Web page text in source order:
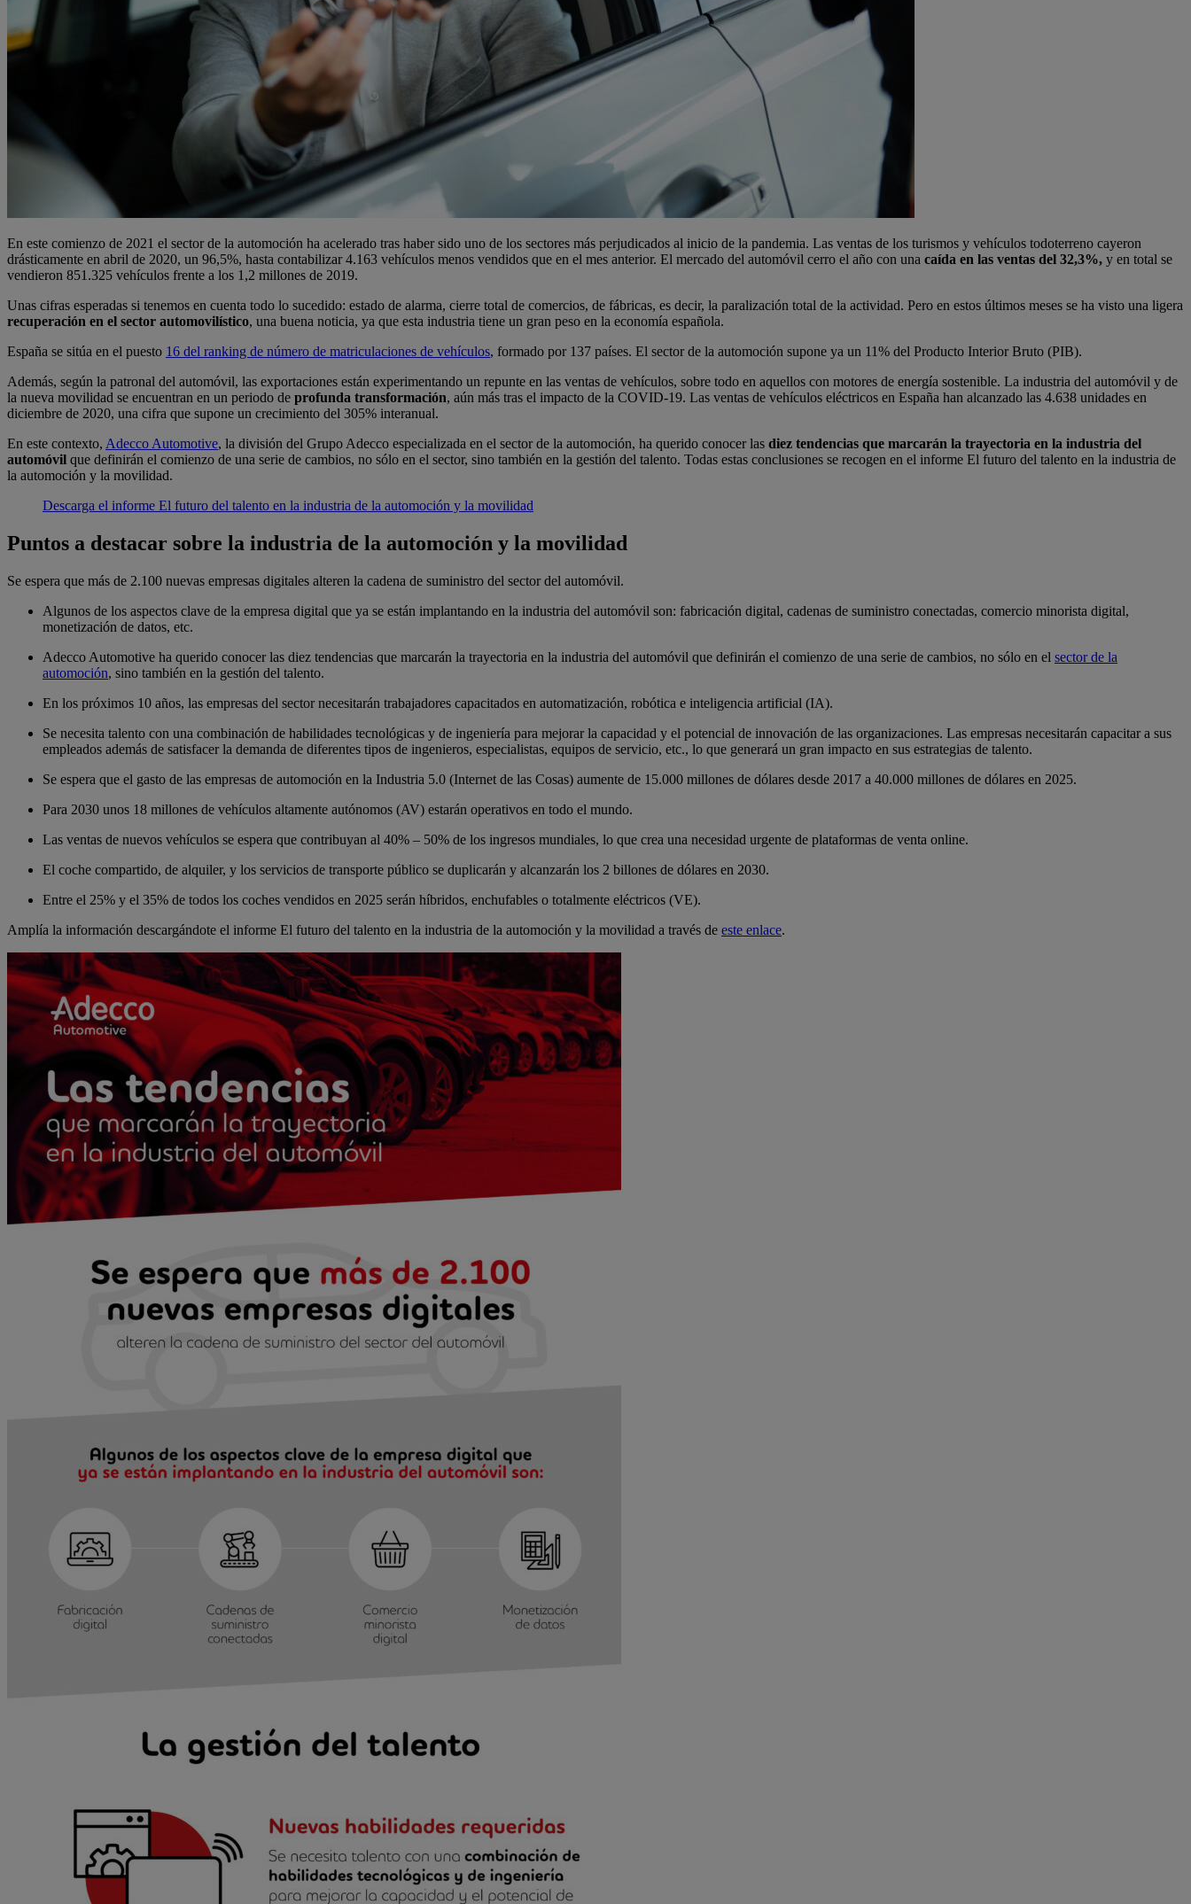
En este comienzo de 2021 el sector de la automoción ha acelerado tras haber sido uno de los sectores más perjudicados al inicio de la pandemia. Las ventas de los turismos y vehículos todoterreno cayeron
drásticamente en abril de 2020, un 96,5%, hasta contabilizar 4.163 vehículos menos vendidos que en el mes anterior. El mercado del automóvil cerro el año con una caída en las ventas del 32,3%, y en total se
vendieron 851.325 vehículos frente a los 1,2 millones de 2019.
Unas cifras esperadas si tenemos en cuenta todo lo sucedido: estado de alarma, cierre total de comercios, de fábricas, es decir, la paralización total de la actividad. Pero en estos últimos meses se ha visto una ligera
recuperación en el sector automovilístico, una buena noticia, ya que esta industria tiene un gran peso en la economía española.
España se sitúa en el puesto 16 del ranking de número de matriculaciones de vehículos, formado por 137 países. El sector de la automoción supone ya un 11% del Producto Interior Bruto (PIB).
Además, según la patronal del automóvil, las exportaciones están experimentando un repunte en las ventas de vehículos, sobre todo en aquellos con motores de energía sostenible. La industria del automóvil y de
la nueva movilidad se encuentran en un periodo de profunda transformación, aún más tras el impacto de la COVID-19. Las ventas de vehículos eléctricos en España han alcanzado las 4.638 unidades en
diciembre de 2020, una cifra que supone un crecimiento del 305% interanual.
En este contexto, Adecco Automotive, la división del Grupo Adecco especializada en el sector de la automoción, ha querido conocer las diez tendencias que marcarán la trayectoria en la industria del
automóvil que definirán el comienzo de una serie de cambios, no sólo en el sector, sino también en la gestión del talento. Todas estas conclusiones se recogen en el informe El futuro del talento en la industria de
la automoción y la movilidad.
Descarga el informe El futuro del talento en la industria de la automoción y la movilidad
Puntos a destacar sobre la industria de la automoción y la movilidad
Se espera que más de 2.100 nuevas empresas digitales alteren la cadena de suministro del sector del automóvil.
Algunos de los aspectos clave de la empresa digital que ya se están implantando en la industria del automóvil son: fabricación digital, cadenas de suministro conectadas, comercio minorista digital,
monetización de datos, etc.
Adecco Automotive ha querido conocer las diez tendencias que marcarán la trayectoria en la industria del automóvil que definirán el comienzo de una serie de cambios, no sólo en el sector de la
automoción, sino también en la gestión del talento.
En los próximos 10 años, las empresas del sector necesitarán trabajadores capacitados en automatización, robótica e inteligencia artificial (IA).
Se necesita talento con una combinación de habilidades tecnológicas y de ingeniería para mejorar la capacidad y el potencial de innovación de las organizaciones. Las empresas necesitarán capacitar a sus
empleados además de satisfacer la demanda de diferentes tipos de ingenieros, especialistas, equipos de servicio, etc., lo que generará un gran impacto en sus estrategias de talento.
Se espera que el gasto de las empresas de automoción en la Industria 5.0 (Internet de las Cosas) aumente de 15.000 millones de dólares desde 2017 a 40.000 millones de dólares en 2025.
Para 2030 unos 18 millones de vehículos altamente autónomos (AV) estarán operativos en todo el mundo.
Las ventas de nuevos vehículos se espera que contribuyan al 40% – 50% de los ingresos mundiales, lo que crea una necesidad urgente de plataformas de venta online.
El coche compartido, de alquiler, y los servicios de transporte público se duplicarán y alcanzarán los 2 billones de dólares en 2030.
Entre el 25% y el 35% de todos los coches vendidos en 2025 serán híbridos, enchufables o totalmente eléctricos (VE).
Amplía la información descargándote el informe El futuro del talento en la industria de la automoción y la movilidad a través de este enlace.